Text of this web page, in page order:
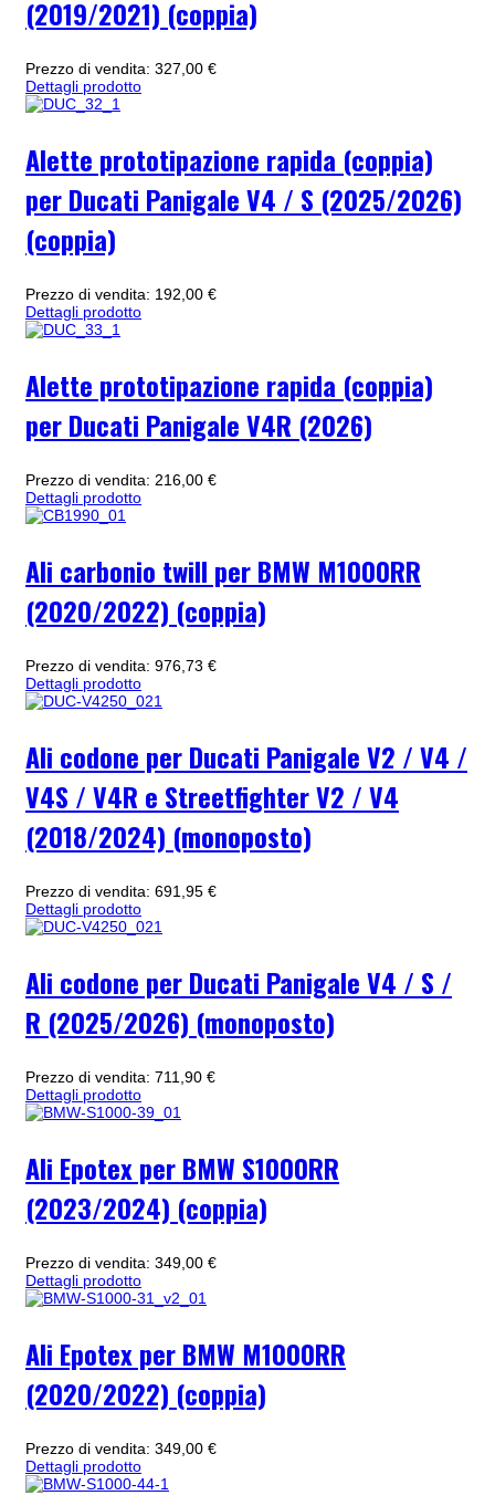
(2019/2021) (coppia)
Prezzo di vendita: 327,00 €
Dettagli prodotto
Alette prototipazione rapida (coppia)
per Ducati Panigale V4 / S (2025/2026)
(coppia)
Prezzo di vendita: 192,00 €
Dettagli prodotto
Alette prototipazione rapida (coppia)
per Ducati Panigale V4R (2026)
Prezzo di vendita: 216,00 €
Dettagli prodotto
Ali carbonio twill per BMW M1000RR
(2020/2022) (coppia)
Prezzo di vendita: 976,73 €
Dettagli prodotto
Ali codone per Ducati Panigale V2 / V4 /
V4S / V4R e Streetfighter V2 / V4
(2018/2024) (monoposto)
Prezzo di vendita: 691,95 €
Dettagli prodotto
Ali codone per Ducati Panigale V4 / S /
R (2025/2026) (monoposto)
Prezzo di vendita: 711,90 €
Dettagli prodotto
Ali Epotex per BMW S1000RR
(2023/2024) (coppia)
Prezzo di vendita: 349,00 €
Dettagli prodotto
Ali Epotex per BMW M1000RR
(2020/2022) (coppia)
Prezzo di vendita: 349,00 €
Dettagli prodotto